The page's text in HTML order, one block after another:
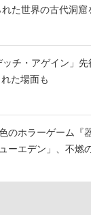
た世界の古代洞
チ・アゲイン」
た場面も
のホラーゲーム『
ーエデン」、不燃